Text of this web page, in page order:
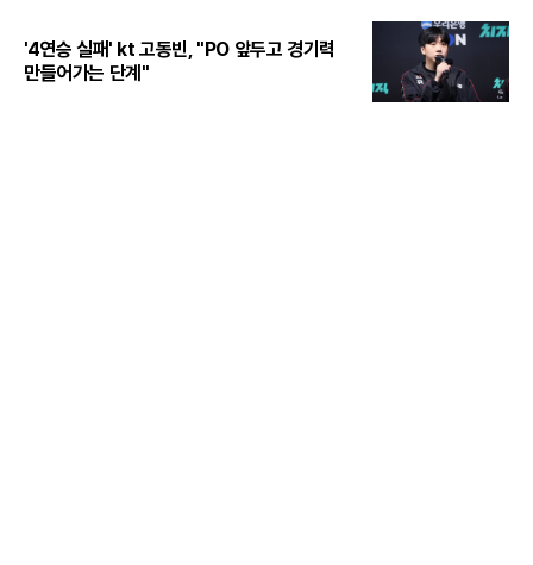
'4연승 실패' kt 고동빈, "PO 앞두고 경기력
만들어가는 단계"